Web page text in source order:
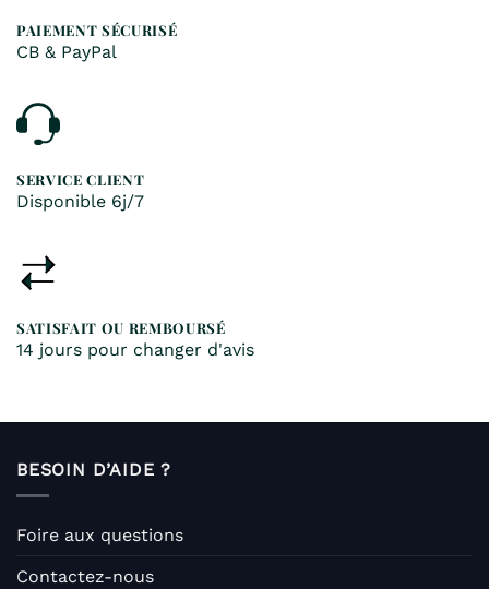
PAIEMENT SÉCURISÉ
CB & PayPal
SERVICE CLIENT
Disponible 6j/7
SATISFAIT OU REMBOURSÉ
14 jours pour changer d'avis
BESOIN D’AIDE ?
Foire aux questions
Contactez-nous